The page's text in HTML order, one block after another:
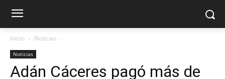
Inicio Noticias
Noticias
Adán Cáceres pagó más de